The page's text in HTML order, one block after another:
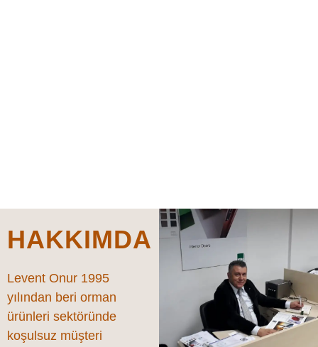
HAKKIMDA
Levent Onur 1995
yılından beri orman
ürünleri sektöründe
koşulsuz müşteri